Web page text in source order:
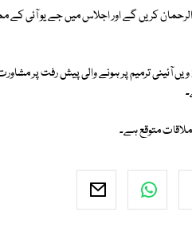
کریں گے اور اجلاس میں جے یو آئی کے
ترجمان کے مطابق اجلاس مولانا فضل الرحمان کی رہائش گاہ پر ہوگا جس میں 26 ویں آئینی ترمیم پر ہونے والی
متوقع ہے۔